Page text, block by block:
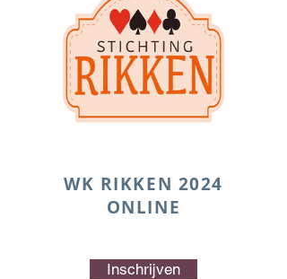
WK RIKKEN 2024
ONLINE
Inschrijven